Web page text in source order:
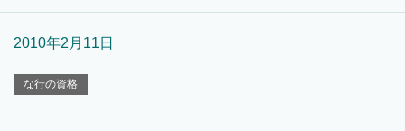
2010年2月11日
な行の資格